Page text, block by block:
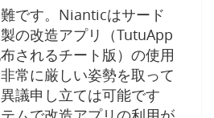
です。Nianticはサード
の改造アプリ（TutuApp
されるチート版）の使用
常に厳しい姿勢を取って
議申し立ては可能です